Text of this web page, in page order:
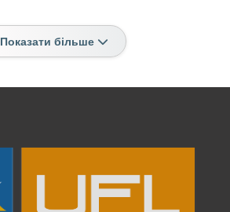
Показати більше